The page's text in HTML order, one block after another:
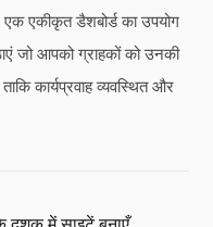
एकीकृत डैशबोर्ड का उपयोग
जो आपको ग्राहकों को उनकी
कार्यप्रवाह व्यवस्थित और